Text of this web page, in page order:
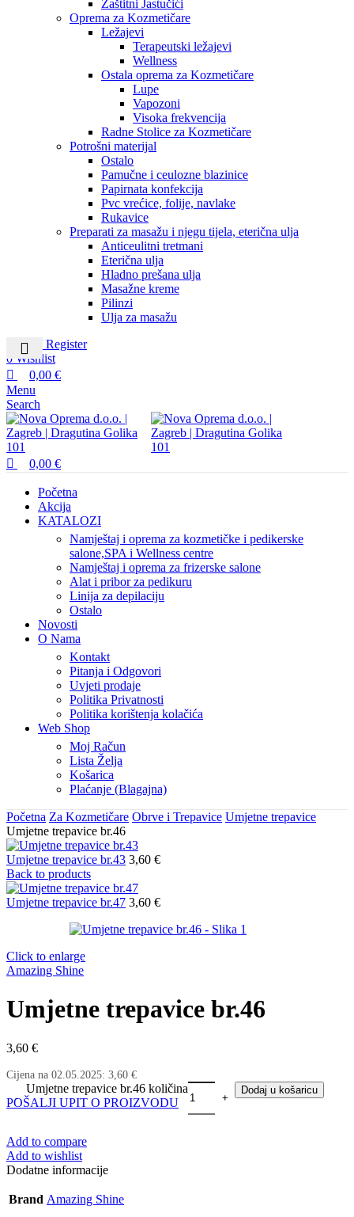
Zaštitni Jastučići
Oprema za Kozmetičare
Ležajevi
Terapeutski ležajevi
Wellness
Ostala oprema za Kozmetičare
Lupe
Vapozoni
Visoka frekvencija
Radne Stolice za Kozmetičare
Potrošni materijal
Ostalo
Pamučne i ceulozne blazinice
Papirnata konfekcija
Pvc vrećice, folije, navlake
Rukavice
Preparati za masažu i njegu tijela, eterična ulja
Anticeulitni tretmani
Eterična ulja
Hladno prešana ulja
Masažne kreme
Pilinzi
Ulja za masažu
Login / Register
0 Wishlist
0,00 €
Menu
Search
0,00 €
Početna
Akcija
KATALOZI
Namještaj i oprema za kozmetičke i pedikerske
salone,SPA i Wellness centre
Namještaj i oprema za frizerske salone
Alat i pribor za pedikuru
Linija za depilaciju
Ostalo
Novosti
O Nama
Kontakt
Pitanja i Odgovori
Uvjeti prodaje
Politika Privatnosti
Politika korištenja kolačića
Web Shop
Moj Račun
Lista Želja
Košarica
Plaćanje (Blagajna)
Početna Za Kozmetičare Obrve i Trepavice Umjetne trepavice
Umjetne trepavice br.46
Umjetne trepavice br.43 3,60 €
Back to products
Umjetne trepavice br.47 3,60 €
Click to enlarge
Amazing Shine
Umjetne trepavice br.46
3,60 €
Cijena na 02.05.2025: 3,60 €
Umjetne trepavice br.46 količina Dodaj u košaricu
POŠALJI UPIT O PROIZVODU
Add to compare
Add to wishlist
Dodatne informacije
Brand Amazing Shine